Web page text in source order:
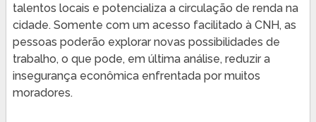
talentos locais e potencializa a circulação de renda na
cidade. Somente com um acesso facilitado à CNH, as
pessoas poderão explorar novas possibilidades de
trabalho, o que pode, em última análise, reduzir a
insegurança econômica enfrentada por muitos
moradores.